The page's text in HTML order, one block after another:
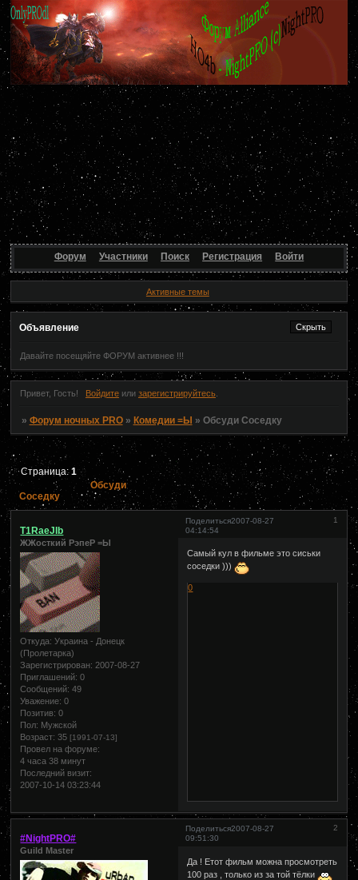
Форум Участники Поиск Регистрация Войти
Активные темы
Объявление
Давайте посещяйте ФОРУМ активнее !!!
Привет, Гость! Войдитеили зарегистрируйтесь.
» Форум ночных PRO » Комедии =Ы » Обсуди Соседку
Обсуди
Соседку
Страница:1
Поделиться 1
2007-08-27
04:14:54
T1RaeJIb
ЖЖосткий РэпеР =Ы
Откуда: Украина - Донецк
(Пролетарка)
Зарегистрирован: 2007-08-27
Приглашений: 0
Сообщений: 49
Уважение: 0
Позитив: 0
Пол: Мужской
Возраст: 35[1991-07-13]
Провел на форуме:
4 часа 38 минут
Последний визит:
2007-10-14 03:23:44
Самый кул в фильме это сиськи
соседки )))
0
Поделиться 2
2007-08-27
09:51:30
#NightPRO#
Guild Master
Да ! Етот фильм можна просмотреть
100 раз , только из за той тёлки